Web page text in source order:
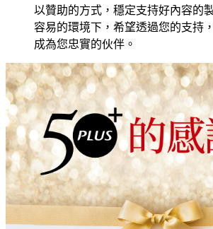
以贊助的方式，穩定支持好內容的
容易的環境下，希望透過您的支持
成為您忠實的伙伴。